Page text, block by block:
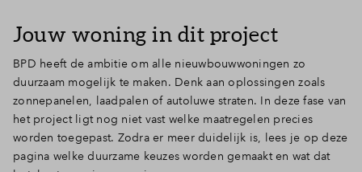
Jouw woning in dit project
BPD heeft de ambitie om alle nieuwbouwwoningen zo
duurzaam mogelijk te maken. Denk aan oplossingen zoals
zonnepanelen, laadpalen of autoluwe straten. In deze fase van
het project ligt nog niet vast welke maatregelen precies
worden toegepast. Zodra er meer duidelijk is, lees je op deze
pagina welke duurzame keuzes worden gemaakt en wat dat